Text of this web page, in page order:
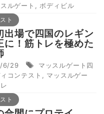
ルゲート ボディビル
ト
出場で四国のレギン
に！筋トレを極めた
6/29
マッスルゲート四
コンテスト
マッスルゲー
ト